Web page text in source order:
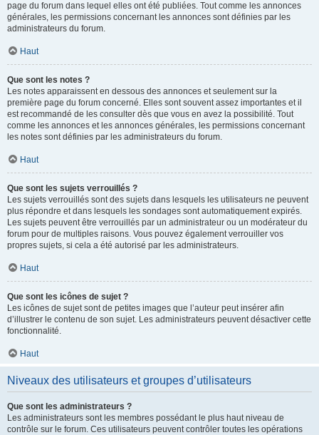
page du forum dans lequel elles ont été publiées. Tout comme les annonces
générales, les permissions concernant les annonces sont définies par les
administrateurs du forum.
Haut
Que sont les notes ?
Les notes apparaissent en dessous des annonces et seulement sur la
première page du forum concerné. Elles sont souvent assez importantes et il
est recommandé de les consulter dès que vous en avez la possibilité. Tout
comme les annonces et les annonces générales, les permissions concernant
les notes sont définies par les administrateurs du forum.
Haut
Que sont les sujets verrouillés ?
Les sujets verrouillés sont des sujets dans lesquels les utilisateurs ne peuvent
plus répondre et dans lesquels les sondages sont automatiquement expirés.
Les sujets peuvent être verrouillés par un administrateur ou un modérateur du
forum pour de multiples raisons. Vous pouvez également verrouiller vos
propres sujets, si cela a été autorisé par les administrateurs.
Haut
Que sont les icônes de sujet ?
Les icônes de sujet sont de petites images que l’auteur peut insérer afin
d’illustrer le contenu de son sujet. Les administrateurs peuvent désactiver cette
fonctionnalité.
Haut
Niveaux des utilisateurs et groupes d’utilisateurs
Que sont les administrateurs ?
Les administrateurs sont les membres possédant le plus haut niveau de
contrôle sur le forum. Ces utilisateurs peuvent contrôler toutes les opérations